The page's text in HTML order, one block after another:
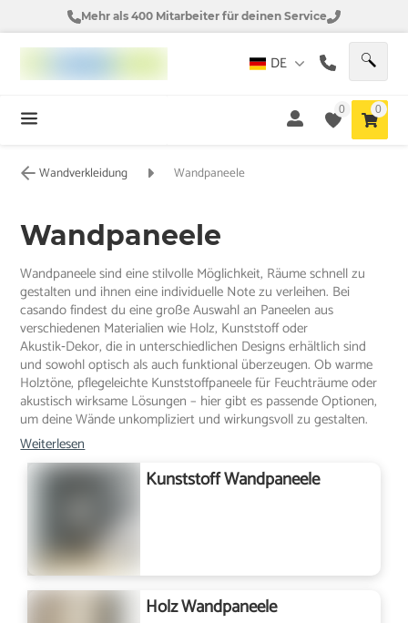
Mehr als 400 Mitarbeiter für deinen Service
DE
0 0
Wandverkleidung Wandpaneele
Wandpaneele
Wandpaneele sind eine stilvolle Möglichkeit, Räume schnell zu
gestalten und ihnen eine individuelle Note zu verleihen. Bei
casando findest du eine große Auswahl an Paneelen aus
verschiedenen Materialien wie Holz, Kunststoff oder
Akustik‑Dekor, die in unterschiedlichen Designs erhältlich sind
und sowohl optisch als auch funktional überzeugen. Ob warme
Holztöne, pflegeleichte Kunststoffpaneele für Feuchträume oder
akustisch wirksame Lösungen – hier gibt es passende Optionen,
um deine Wände unkompliziert und wirkungsvoll zu gestalten.
Weiterlesen
Kunststoff Wandpaneele
Holz Wandpaneele